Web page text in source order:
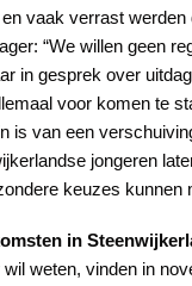
vaak verrast werden
“We willen geen
in gesprek over
voor komen te
is van een
jongeren
keuzes kunnen
in
weten, vinden in